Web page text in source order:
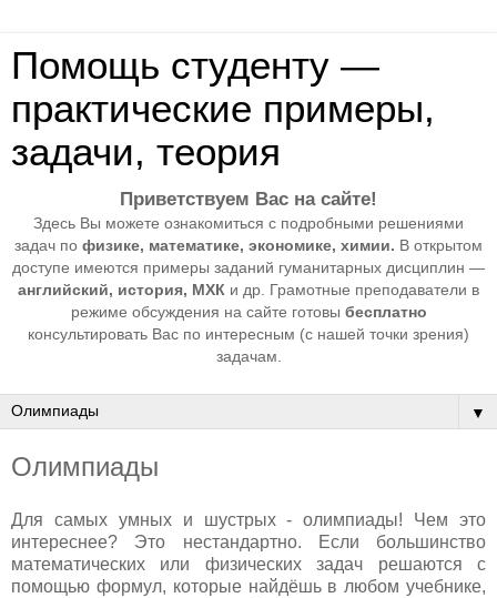
Помощь студенту —
практические примеры,
задачи, теория
Приветствуем Вас на сайте!
Здесь Вы можете ознакомиться с подробными решениями
задач по физике, математике, экономике, химии. В открытом
доступе имеются примеры заданий гуманитарных дисциплин —
английский, история, МХК и др. Грамотные преподаватели в
режиме обсуждения на сайте готовы бесплатно
консультировать Вас по интересным (с нашей точки зрения)
задачам.
▼
Олимпиады
Для самых умных и шустрых - олимпиады! Чем это
интереснее? Это нестандартно. Если большинство
математических или физических задач решаются с
помощью формул, которые найдёшь в любом учебнике,